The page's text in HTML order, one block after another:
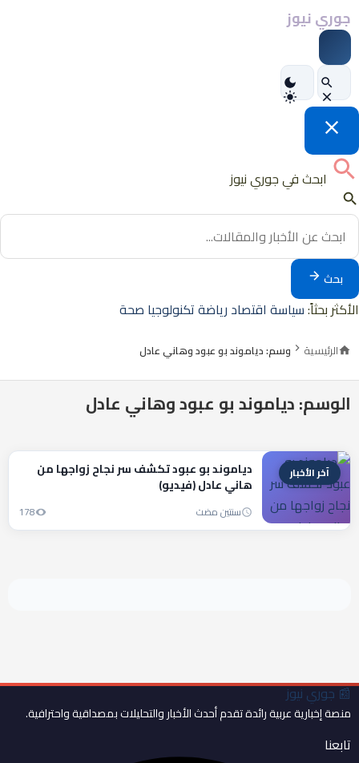
جوري نيوز
ابحث في جوري نيوز
بحث
الأكثر بحثاً:سياسة اقتصاد رياضةتكنولوجيا صحة
الرئيسية وسم: دياموند بو عبود وهاني عادل
الوسم: دياموند بو عبود وهاني عادل
آخر الأخبار دياموند بو عبود تكشف سر نجاح زواجها من
هاني عادل (فيديو)
سنتين مضت 178
📰جوري نيوز
منصة إخبارية عربية رائدة تقدم أحدث الأخبار والتحليلات بمصداقية واحترافية.
تابعنا